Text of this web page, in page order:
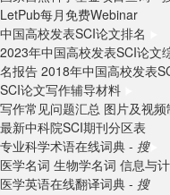
LetPub每月免费Webinar
中国高校发表SCI论文排名
2023年中国高校发表SCI论文
名报告 2018年中国高校发表
SCI论文写作辅导材料
写作常见问题汇总 图片及视
最新中科院SCI期刊分区表
专业科学术语在线词典 - 搜
医学名词 生物学名词 信息与
医学英语在线翻译词典 - 搜